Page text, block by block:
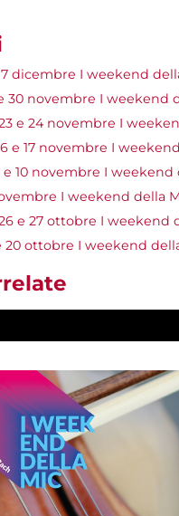
dicembre I weekend
30 novembre I weekend
e 24 novembre I
e 17 novembre I
e 10 novembre I weekend
I weekend della
e 27 ottobre I weekend
20 ottobre I weekend